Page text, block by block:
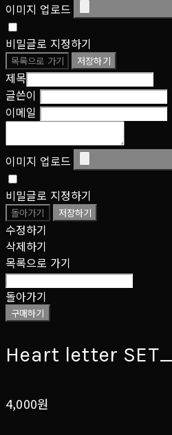
이미지 업로드
비밀글로 지정하기
목록으로 가기 저장하기
제목
글쓴이
이메일
이미지 업로드
비밀글로 지정하기
돌아가기 저장하기
수정하기
삭제하기
목록으로 가기
돌아가기
구매하기
Heart letter
4,000원